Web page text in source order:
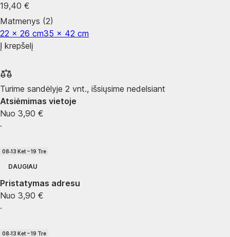
19,40 €
Matmenys (2)
22 x 26 cm35 x 42 cm
Į krepšelį
Turime sandėlyje 2 vnt., išsiųsime nedelsiant
Atsiėmimas vietoje
Nuo 3,90 €
·
08‑13 Ket – 19 Tre
DAUGIAU
Pristatymas adresu
Nuo 3,90 €
·
08‑13 Ket – 19 Tre